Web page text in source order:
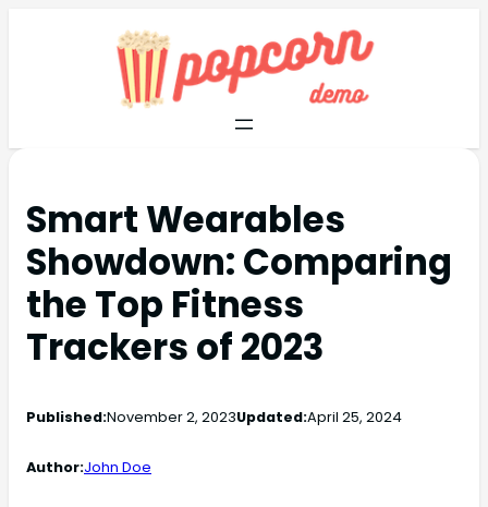
Smart Wearables
Showdown: Comparing
the Top Fitness
Trackers of 2023
Published:November 2, 2023Updated:April 25, 2024
Author:John Doe